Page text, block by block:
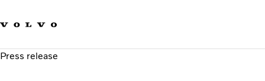
Sustainable Transportation
Press release